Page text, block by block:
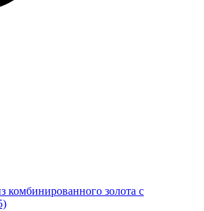
комбинированного золота с